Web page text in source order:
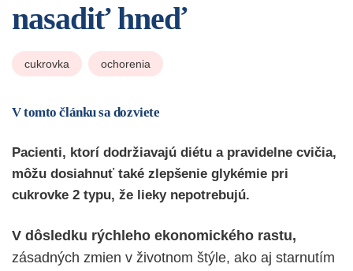
nasadiť hneď
cukrovka ochorenia
V tomto článku sa dozviete
Pacienti, ktorí dodržiavajú diétu a pravidelne cvičia,
môžu dosiahnuť také zlepšenie glykémie pri
cukrovke 2 typu, že lieky nepotrebujú.
V dôsledku rýchleho ekonomického rastu,
zásadných zmien v životnom štýle, ako aj starnutím